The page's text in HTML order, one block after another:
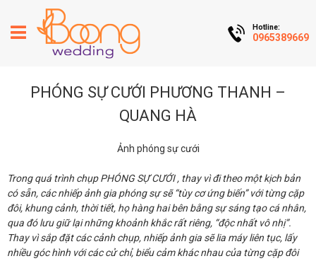
Hotline:
0965389669
PHÓNG SỰ CƯỚI PHƯƠNG THANH –
QUANG HÀ
Ảnh phóng sự cưới
Trong quá trình chụp PHÓNG SỰ CƯỚI , thay vì đi theo một kịch bản
có sẵn, các nhiếp ảnh gia phóng sự sẽ “tùy cơ ứng biến” với từng cặp
đôi, khung cảnh, thời tiết, họ hàng hai bên bằng sự sáng tạo cá nhân,
qua đó lưu giữ lại những khoảnh khắc rất riêng, “độc nhất vô nhị”.
Thay vì sắp đặt các cảnh chụp, nhiếp ảnh gia sẽ lia máy liên tục, lấy
nhiều góc hình với các cử chỉ, biểu cảm khác nhau của từng cặp đôi